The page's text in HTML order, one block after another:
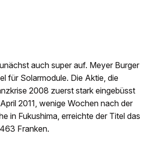
auch super auf. Meyer Burger
für Solarmodule. Die Aktie, die
2008 zuerst stark eingebüsst
2011, wenige Wochen nach der
in Fukushima, erreichte der Titel das
Franken.